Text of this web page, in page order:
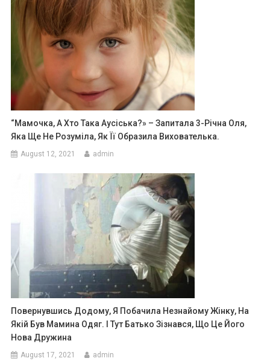
“Мамочка, А Хто Така Аусіська?» – Запитала 3-Річна Оля,
Яка Ще Не Розуміла, Як Її Образила Вихователька.
August 12, 2021 admin
Повернувшись Додому, Я Побачила Незнайому Жінку, На
Якій Був Мамина Одяг. І Тут Батько Зізнався, Що Це Його
Нова Дружина
August 17, 2021 admin